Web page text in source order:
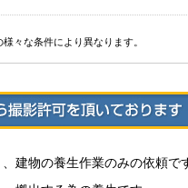
々な条件により異なります。
建物の養生作業のみの依頼で